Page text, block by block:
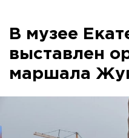
В музее
выставлен
маршала